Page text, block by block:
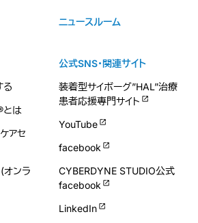
る
とは
アセ
ンラ
ニュースルーム
公式SNS・関連サイト
装着型サイボーグ”HAL”治療
患者応援専門サイト
YouTube
facebook
CYBERDYNE STUDIO公式
facebook
LinkedIn